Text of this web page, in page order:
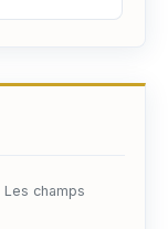
Les champs